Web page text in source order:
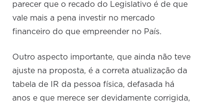
parecer que o recado do Legislativo é de que
vale mais a pena investir no mercado
financeiro do que empreender no País.
Outro aspecto importante, que ainda não teve
ajuste na proposta, é a correta atualização da
tabela de IR da pessoa física, defasada há
anos e que merece ser devidamente corrigida,